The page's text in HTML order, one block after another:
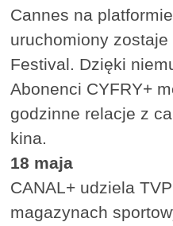
Cannes na
uruchomiony zostaje
Festival. Dzięki
Abonenci CYFRY+
godzinne relacje z
kina.
18 maja
CANAL+ udziela
magazynach